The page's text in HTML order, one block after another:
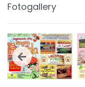
Fotogallery